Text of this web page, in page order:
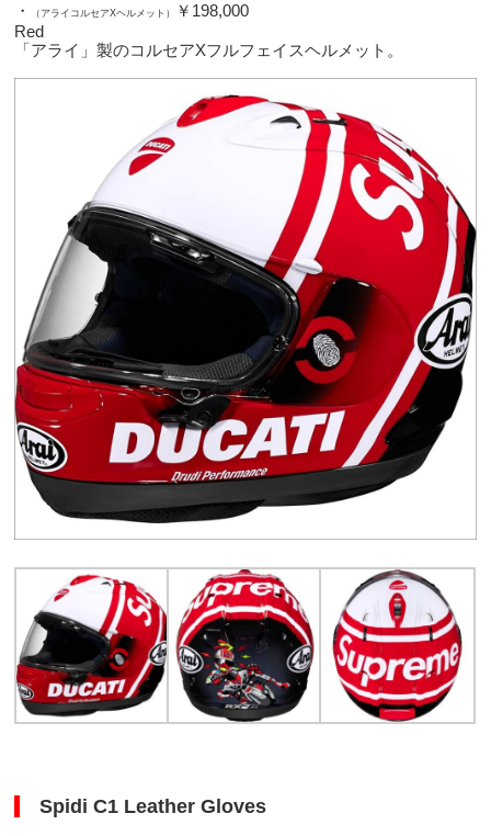
・ （アライコルセアXヘルメット）
￥198,000
Red
「アライ」製のコルセアXフルフェイスヘルメット。
Spidi C1 Leather Gloves